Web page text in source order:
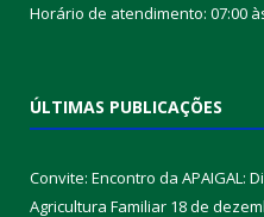
Horário de atendimento: 07:00
ÚLTIMAS PUBLICAÇÕES
Convite: Encontro da APAIGAL:
Agricultura Familiar 18 de